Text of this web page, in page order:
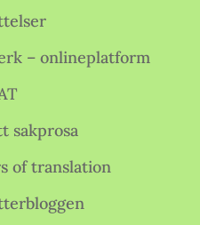
– onlineplatform
sakprosa
of translation